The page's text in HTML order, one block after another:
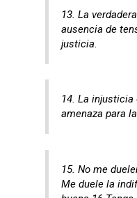
13. La
ausencia de
justicia.
14. La injusticia
amenaza para
15. No me
Me duele la